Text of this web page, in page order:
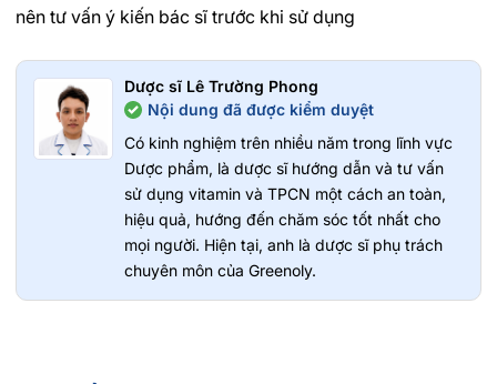
nên tư vấn ý kiến bác sĩ trước khi sử dụng
Dược sĩ Lê Trường Phong
Nội dung đã được kiểm duyệt
Có kinh nghiệm trên nhiều năm trong lĩnh vực
Dược phẩm, là dược sĩ hướng dẫn và tư vấn
sử dụng vitamin và TPCN một cách an toàn,
hiệu quả, hướng đến chăm sóc tốt nhất cho
mọi người. Hiện tại, anh là dược sĩ phụ trách
chuyên môn của Greenoly.